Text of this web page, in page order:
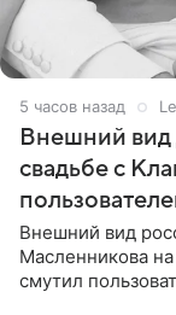
5 часов назад
Внешний
свадьбе с
Внешний вид
Масленникова
смутил